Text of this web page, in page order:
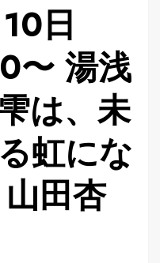
日
〜 湯浅
は、未
虹にな
田杏